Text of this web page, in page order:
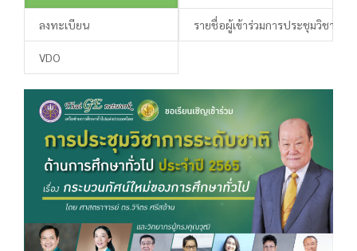
ลงทะเบียน รายชื่อผู้เข้าร่วมการประชุมวิชาการ
VDO